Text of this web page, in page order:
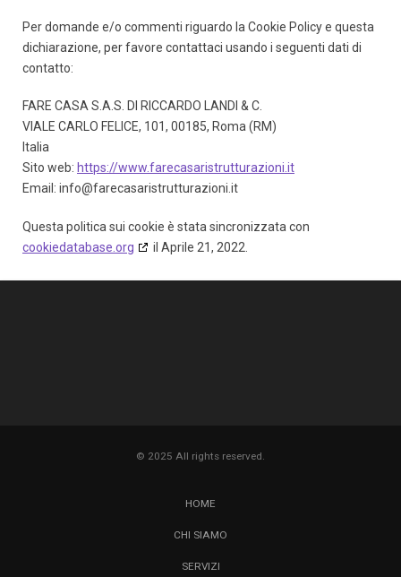
Per domande e/o commenti riguardo la Cookie Policy e questa
dichiarazione, per favore contattaci usando i seguenti dati di
contatto:
FARE CASA S.A.S. DI RICCARDO LANDI & C.
VIALE CARLO FELICE, 101, 00185, Roma (RM)
Italia
Sito web: https://www.farecasaristrutturazioni.it
Email: ti.inoizarutturtsirasaceraf@ofni
Questa politica sui cookie è stata sincronizzata con
cookiedatabase.org
il Aprile 21, 2022.
© 2025 All rights reserved.
HOME
CHI SIAMO
SERVIZI